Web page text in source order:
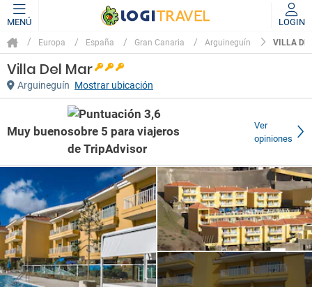
MENÚ LOGIN
Europa España Gran Canaria Arguineguín VILLA
Villa Del Mar
Arguineguín Mostrar ubicación
Muy bueno
Ver
opiniones